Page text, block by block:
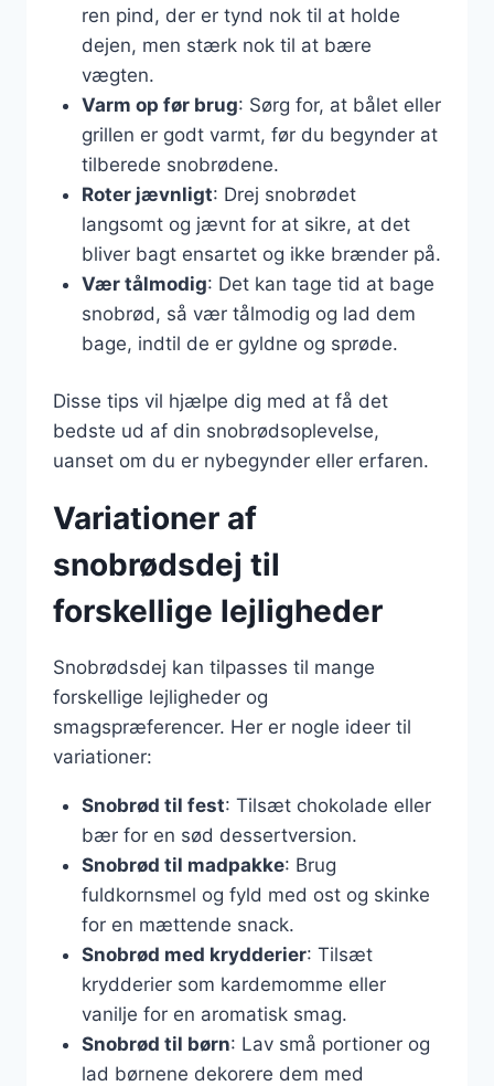
ren pind, der er tynd nok til at holde
dejen, men stærk nok til at bære
vægten.
Varm op før brug: Sørg for, at bålet eller
grillen er godt varmt, før du begynder at
tilberede snobrødene.
Roter jævnligt: Drej snobrødet
langsomt og jævnt for at sikre, at det
bliver bagt ensartet og ikke brænder på.
Vær tålmodig: Det kan tage tid at bage
snobrød, så vær tålmodig og lad dem
bage, indtil de er gyldne og sprøde.
Disse tips vil hjælpe dig med at få det
bedste ud af din snobrødsoplevelse,
uanset om du er nybegynder eller erfaren.
Variationer af
snobrødsdej til
forskellige lejligheder
Snobrødsdej kan tilpasses til mange
forskellige lejligheder og
smagspræferencer. Her er nogle ideer til
variationer:
Snobrød til fest: Tilsæt chokolade eller
bær for en sød dessertversion.
Snobrød til madpakke: Brug
fuldkornsmel og fyld med ost og skinke
for en mættende snack.
Snobrød med krydderier: Tilsæt
krydderier som kardemomme eller
vanilje for en aromatisk smag.
Snobrød til børn: Lav små portioner og
lad børnene dekorere dem med